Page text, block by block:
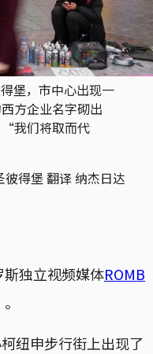
堡，市中心出现一
方企业名字砌出
我们将取而代
得堡 翻译 纳杰日达
斯独立视频媒体ROMB
纽申步行街上出现了